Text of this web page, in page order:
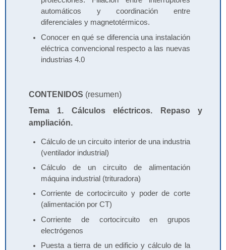
automáticos y coordinación entre
diferenciales y magnetotérmicos.
Conocer en qué se diferencia una instalación
eléctrica convencional respecto a las nuevas
industrias 4.0
CONTENIDOS (resumen)
Tema 1. Cálculos eléctricos. Repaso y
ampliación.
Cálculo de un circuito interior de una industria
(ventilador industrial)
Cálculo de un circuito de alimentación
máquina industrial (trituradora)
Corriente de cortocircuito y poder de corte
(alimentación por CT)
Corriente de cortocircuito en grupos
electrógenos
Puesta a tierra de un edificio y cálculo de la